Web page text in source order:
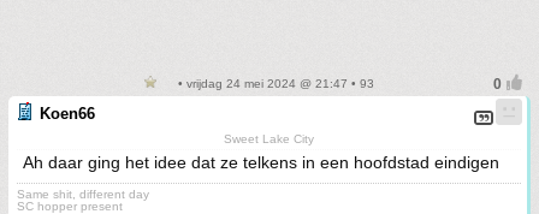
• vrijdag 24 mei 2024 @ 21:47 • 93
Koen66
Sweet Lake City
Ah daar ging het idee dat ze telkens in een hoofdstad eindigen
Same shit, different day
SC hopper present